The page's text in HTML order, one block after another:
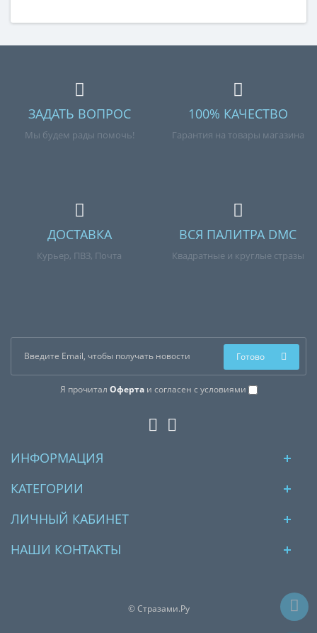
ЗАДАТЬ ВОПРОС
Мы будем рады помочь!
100% КАЧЕСТВО
Гарантия на товары магазина
ДОСТАВКА
Курьер, ПВЗ, Почта
ВСЯ ПАЛИТРА DMC
Квадратные и круглые стразы
Я прочитал Офертаи согласен с условиями
Готово
ИНФОРМАЦИЯ
КАТЕГОРИИ
ЛИЧНЫЙ КАБИНЕТ
НАШИ КОНТАКТЫ
© Стразами.Ру